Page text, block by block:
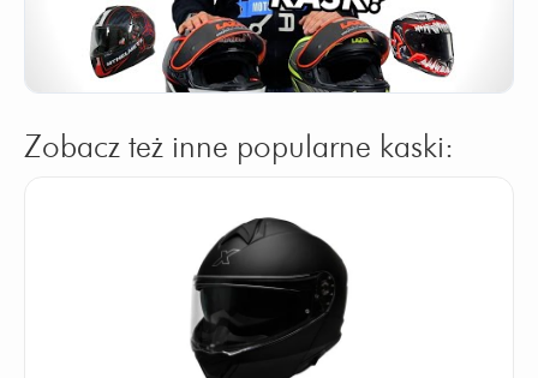
Zobacz też inne popularne kaski: